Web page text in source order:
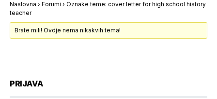
Naslovna › Forumi › Oznake teme: cover letter for high school history
teacher
Brate mili! Ovdje nema nikakvih tema!
PRIJAVA